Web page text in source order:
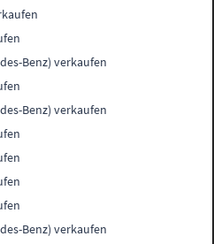
Benz) verkaufen
Benz) verkaufen
Benz) verkaufen